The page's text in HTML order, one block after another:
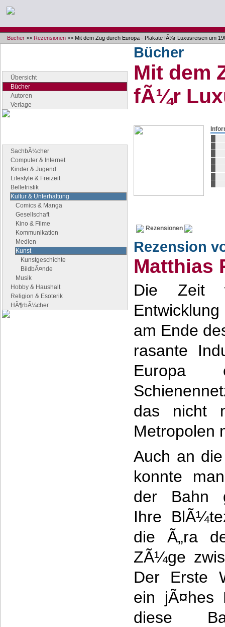
Bücher >> Rezensionen >> Mit dem Zug durch Europa - Plakate fÃ¼r Luxusreisen um
Übersicht
Bücher
Autoren
Verlage
SachbÃ¼cher
Computer & Internet
Kinder & Jugend
Lifestyle & Freizeit
Belletristik
Kultur & Unterhaltung
Comics & Manga
Gesellschaft
Kino & Filme
Kommunikation
Medien
Kunst
Kunstgeschichte
BildbÃ¤nde
Musik
Hobby & Haushalt
Religion & Esoterik
HÃ¶rbÃ¼cher
Bücher
Mit dem
fÃ¼r
Rezensionen
Rezension
Matthias
Die Zeit
am Ende
rasante
Europa
das nicht
Metropolen
Auch an
konnte
der Bahn
Ihre
die Ã„ra
ZÃ¼ge
Der Erste
ein jÃ¤hes
diese